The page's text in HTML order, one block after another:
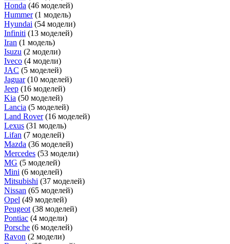
Honda (46 моделей)
Hummer (1 модель)
Hyundai (54 модели)
Infiniti (13 моделей)
Iran (1 модель)
Isuzu (2 модели)
Iveco (4 модели)
JAC (5 моделей)
Jaguar (10 моделей)
Jeep (16 моделей)
Kia (50 моделей)
Lancia (5 моделей)
Land Rover (16 моделей)
Lexus (31 модель)
Lifan (7 моделей)
Mazda (36 моделей)
Mercedes (53 модели)
MG (5 моделей)
Mini (6 моделей)
Mitsubishi (37 моделей)
Nissan (65 моделей)
Opel (49 моделей)
Peugeot (38 моделей)
Pontiac (4 модели)
Porsche (6 моделей)
Ravon (2 модели)